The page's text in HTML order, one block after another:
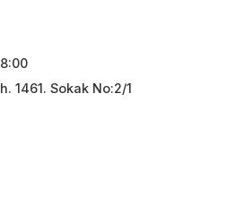
1461. Sokak No:2/1